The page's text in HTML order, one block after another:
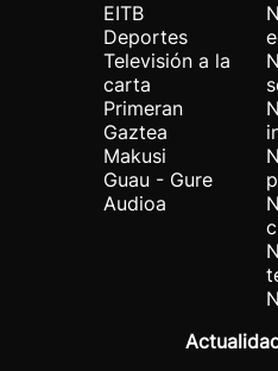
EITB
Deportes
Televisión a la
carta
Primeran
Gaztea
Makusi
Guau - Gure
Audioa